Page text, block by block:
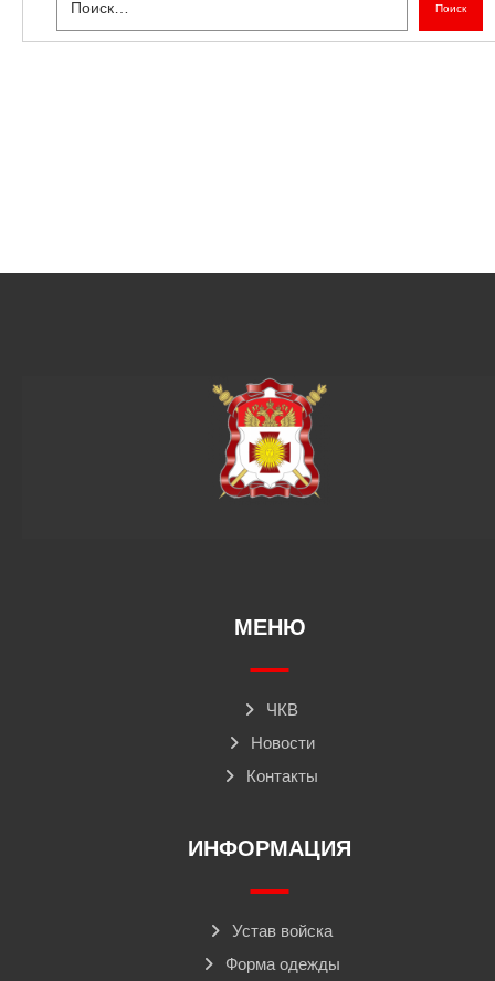
Поиск
МЕНЮ
ЧКВ
Новости
Контакты
ИНФОРМАЦИЯ
Устав войска
Форма одежды